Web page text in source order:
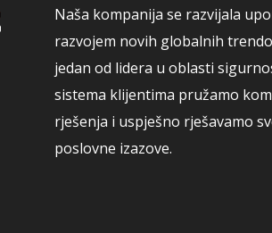
Naša kompanija se razvijala
razvojem novih globalnih
jedan od lidera u oblasti
sistema klijentima pružamo
rješenja i uspješno rješavamo
poslovne izazove.